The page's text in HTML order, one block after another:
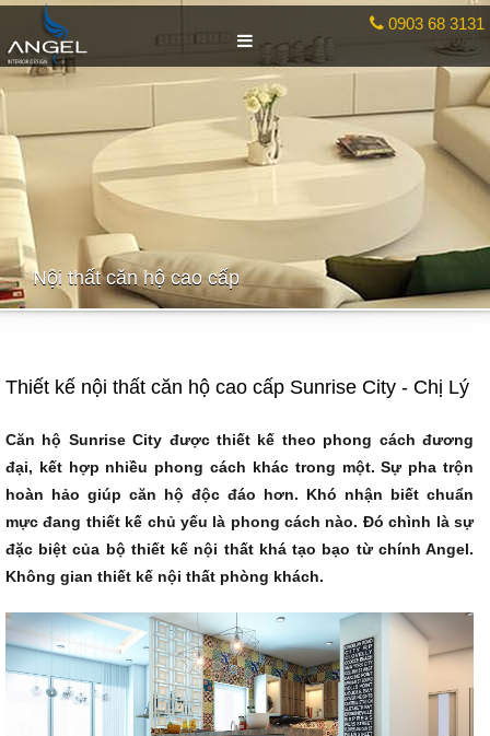
0903 68 3131
Nội thất căn hộ cao cấp
Thiết kế nội thất căn hộ cao cấp Sunrise City - Chị Lý
Căn hộ Sunrise City được thiết kế theo phong cách đương
đại, kết hợp nhiều phong cách khác trong một. Sự pha trộn
hoàn hảo giúp căn hộ độc đáo hơn. Khó nhận biết chuẩn
mực đang thiết kế chủ yếu là phong cách nào. Đó chình là sự
đặc biệt của bộ thiết kế nội thấtkhá tạo bạo từ chính Angel.
Không gian thiết kế nội thất phòng khách.